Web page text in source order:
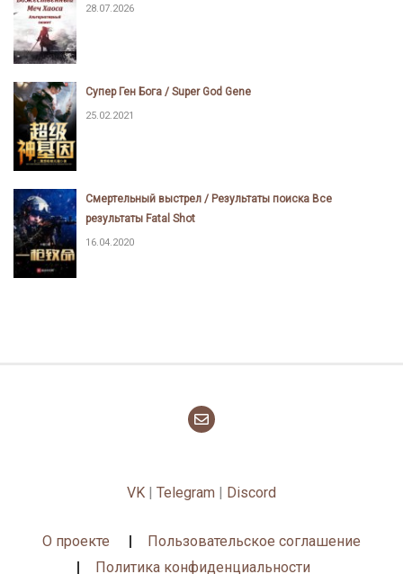
28.07.2026
Супер Ген Бога / Super God Gene
25.02.2021
Смертельный выстрел / Результаты поиска Все
результаты Fatal Shot
16.04.2020
VK | Telegram | Discord
О проекте
Пользовательское соглашение
Политика конфиденциальности